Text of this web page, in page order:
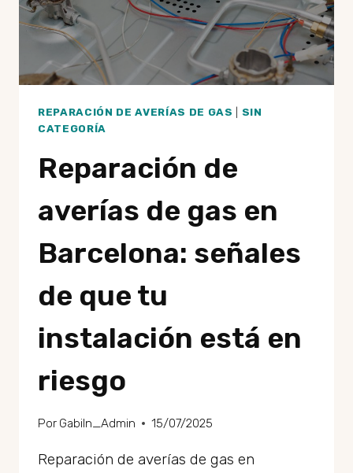
REPARACIÓN DE AVERÍAS DE GAS
SIN
CATEGORÍA
Reparación de
averías de gas en
Barcelona: señales
de que tu
instalación está en
riesgo
Por GabiIn_Admin 15/07/2025
Reparación de averías de gas en